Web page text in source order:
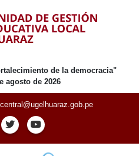
de la democracia"
agosto de 2026
central@ugelhuaraz.gob.pe